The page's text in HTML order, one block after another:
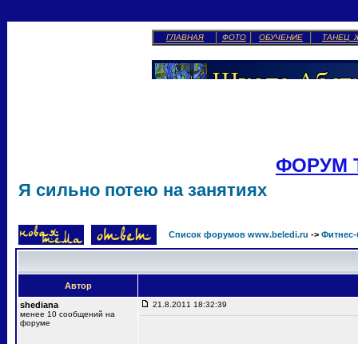
ГЛАВНАЯ ФОТО ОБУЧЕНИЕ ТАНЕЦ
ФОРУМ
Я сильно потею на занятиях
Список форумов www.beledi.ru ->
Автор
shediana
менее 10 сообщений на
форуме
21.8.2011 18:32:39